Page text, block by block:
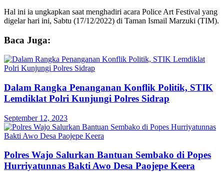
Hal ini ia ungkapkan saat menghadiri acara Police Art Festival yang
digelar hari ini, Sabtu (17/12/2022) di Taman Ismail Marzuki (TIM).
Baca Juga:
Dalam Rangka Penanganan Konflik Politik, STIK
Lemdiklat Polri Kunjungi Polres Sidrap
September 12, 2023
Polres Wajo Salurkan Bantuan Sembako di Popes
Hurriyatunnas Bakti Awo Desa Paojepe Keera